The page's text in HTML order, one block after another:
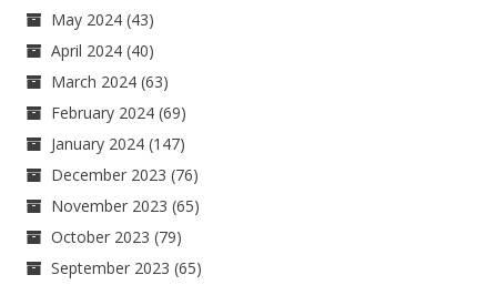
May 2024 (43)
April 2024 (40)
March 2024 (63)
February 2024 (69)
January 2024 (147)
December 2023 (76)
November 2023 (65)
October 2023 (79)
September 2023 (65)